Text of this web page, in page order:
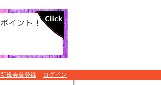
新規会員登録 ログイン